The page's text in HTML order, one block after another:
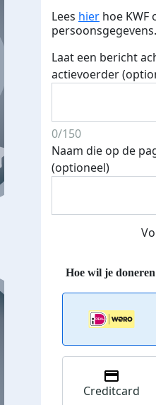
Lees hier hoe KWF
persoonsgegevens.
Laat een bericht
actievoerder
0/150
Naam die op de
(optioneel)
Creditcard